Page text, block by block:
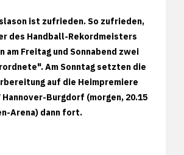
ist zufrieden. So zufrieden,
des Handball-Rekordmeisters
am Freitag und Sonnabend zwei
Am Sonntag setzten die
auf die Heimpremiere
Hannover-Burgdorf (morgen, 20.15
Arena) dann fort.